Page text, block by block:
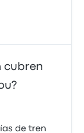
cubren
de tren